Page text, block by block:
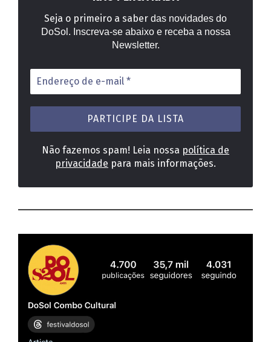
Seja o primeiro a saber das novidades do
DoSol. Inscreva-se abaixo e receba a nossa
Newsletter.
Endereço
de
e-
mail
Não fazemos spam! Leia nossa política de
privacidade para mais informações.